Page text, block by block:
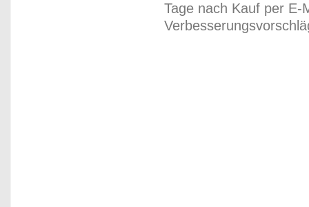
Tage nach Kauf per E-